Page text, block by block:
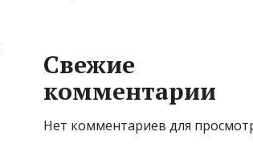
Свежие
комментарии
Нет комментариев для